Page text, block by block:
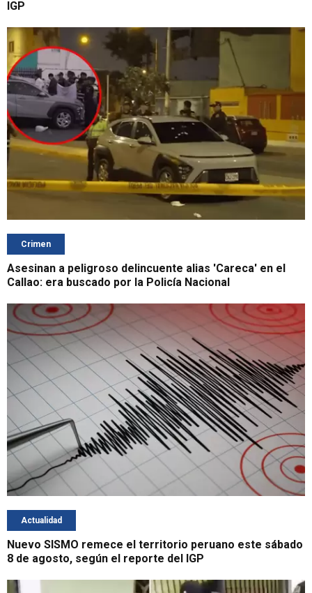
IGP
Crimen
Asesinan a peligroso delincuente alias 'Careca' en el
Callao: era buscado por la Policía Nacional
Actualidad
Nuevo SISMO remece el territorio peruano este sábado
8 de agosto, según el reporte del IGP